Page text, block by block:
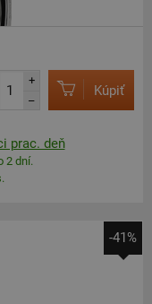
+
–
Kúpiť
prac. deň
2 dní.
-41%